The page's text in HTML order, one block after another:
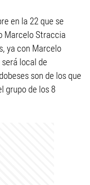
en la 22 que se
Marcelo Straccia
ya con Marcelo
local de
son de los que
grupo de los 8